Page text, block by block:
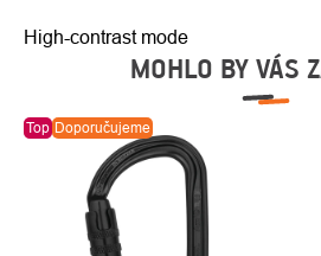
High-contrast mode
MOHLO BY VÁS
Top Doporučujeme